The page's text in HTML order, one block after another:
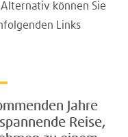
können Sie
Links
Jahre
Reise,